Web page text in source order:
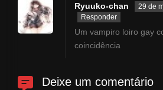
Ryuuko-chan
29 de
Responder
Um vampiro loiro gay
coincidência
Deixe um comentário